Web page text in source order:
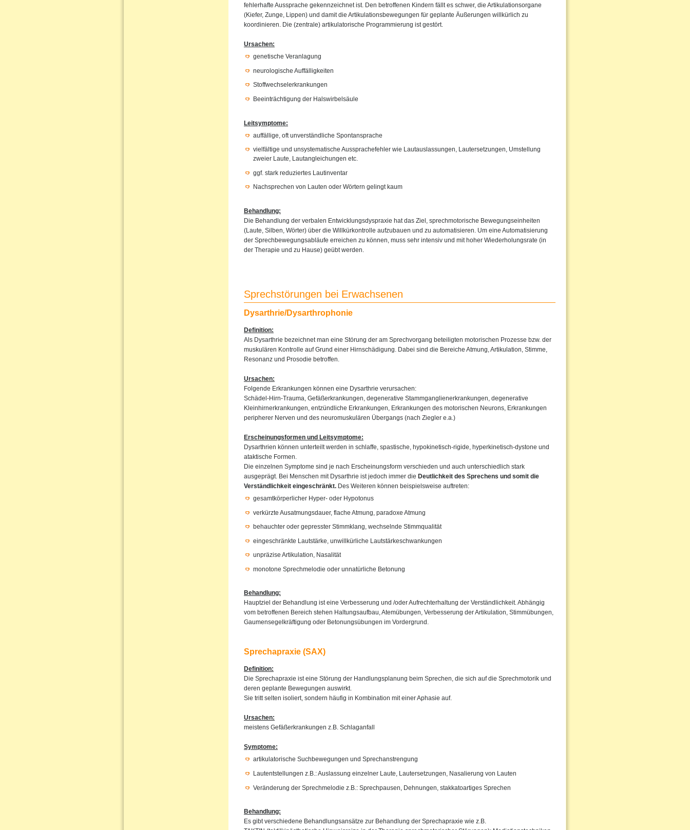
fehlerhafte Aussprache gekennzeichnet ist. Den betroffenen Kindern fällt es schwer, die Artikulationsorgane
(Kiefer, Zunge, Lippen) und damit die Artikulationsbewegungen für geplante Äußerungen willkürlich zu
koordinieren. Die (zentrale) artikulatorische Programmierung ist gestört.
Ursachen:
genetische Veranlagung
neurologische Auffälligkeiten
Stoffwechselerkrankungen
Beeinträchtigung der Halswirbelsäule
Leitsymptome:
auffällige, oft unverständliche Spontansprache
vielfältige und unsystematische Aussprachefehler wie Lautauslassungen, Lautersetzungen, Umstellung
zweier Laute, Lautangleichungen etc.
ggf. stark reduziertes Lautinventar
Nachsprechen von Lauten oder Wörtern gelingt kaum
Behandlung:
Die Behandlung der verbalen Entwicklungsdyspraxie hat das Ziel, sprechmotorische Bewegungseinheiten
(Laute, Silben, Wörter) über die Willkürkontrolle aufzubauen und zu automatisieren. Um eine Automatisierung
der Sprechbewegungsabläufe erreichen zu können, muss sehr intensiv und mit hoher Wiederholungsrate (in
der Therapie und zu Hause) geübt werden.
Sprechstörungen bei Erwachsenen
Dysarthrie/Dysarthrophonie
Definition:
Als Dysarthrie bezeichnet man eine Störung der am Sprechvorgang beteiligten motorischen Prozesse bzw. der
muskulären Kontrolle auf Grund einer Hirnschädigung. Dabei sind die Bereiche Atmung, Artikulation, Stimme,
Resonanz und Prosodie betroffen.
Ursachen:
Folgende Erkrankungen können eine Dysarthrie verursachen:
Schädel-Hirn-Trauma, Gefäßerkrankungen, degenerative Stammganglienerkrankungen, degenerative
Kleinhirnerkrankungen, entzündliche Erkrankungen, Erkrankungen des motorischen Neurons, Erkrankungen
peripherer Nerven und des neuromuskulären Übergangs (nach Ziegler e.a.)
Erscheinungsformen und Leitsymptome:
Dysarthrien können unterteilt werden in schlaffe, spastische, hypokinetisch-rigide, hyperkinetisch-dystone und
ataktische Formen.
Die einzelnen Symptome sind je nach Erscheinungsform verschieden und auch unterschiedlich stark
ausgeprägt. Bei Menschen mit Dysarthrie ist jedoch immer die Deutlichkeit des Sprechens und somit die
Verständlichkeit eingeschränkt. Des Weiteren können beispielsweise auftreten:
gesamtkörperlicher Hyper- oder Hypotonus
verkürzte Ausatmungsdauer, flache Atmung, paradoxe Atmung
behauchter oder gepresster Stimmklang, wechselnde Stimmqualität
eingeschränkte Lautstärke, unwillkürliche Lautstärkeschwankungen
unpräzise Artikulation, Nasalität
monotone Sprechmelodie oder unnatürliche Betonung
Behandlung:
Hauptziel der Behandlung ist eine Verbesserung und /oder Aufrechterhaltung der Verständlichkeit. Abhängig
vom betroffenen Bereich stehen Haltungsaufbau, Atemübungen, Verbesserung der Artikulation, Stimmübungen,
Gaumensegelkräftigung oder Betonungsübungen im Vordergrund.
Sprechapraxie (SAX)
Definition:
Die Sprechapraxie ist eine Störung der Handlungsplanung beim Sprechen, die sich auf die Sprechmotorik und
deren geplante Bewegungen auswirkt.
Sie tritt selten isoliert, sondern häufig in Kombination mit einer Aphasie auf.
Ursachen:
meistens Gefäßerkrankungen z.B. Schlaganfall
Symptome:
artikulatorische Suchbewegungen und Sprechanstrengung
Lautentstellungen z.B.: Auslassung einzelner Laute, Lautersetzungen, Nasalierung von Lauten
Veränderung der Sprechmelodie z.B.: Sprechpausen, Dehnungen, stakkatoartiges Sprechen
Behandlung:
Es gibt verschiedene Behandlungsansätze zur Behandlung der Sprechapraxie wie z.B.